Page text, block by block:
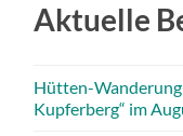
Aktuelle
Hütten-
Kupferberg“ im